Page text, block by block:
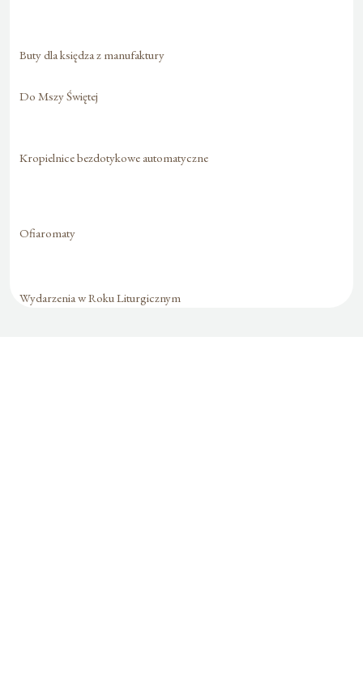
Buty dla księdza z manufaktury
Do Mszy Świętej
Kropielnice bezdotykowe automatyczne
Ofiaromaty
Wydarzenia w Roku Liturgicznym